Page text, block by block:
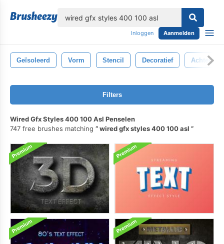
Inloggen Aanmelden
Geïsoleerd Vorm Stencil Decoratief
Filters
Wired Gfx Styles 400 100 Asl Penselen
747 free brushes matching
wired gfx styles 400 100 asl